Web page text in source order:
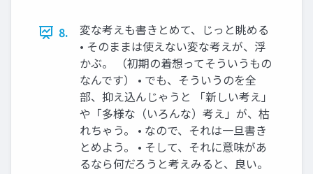
8.
変な考えも書きとめて、じっと眺める
• そのままは使えない変な考えが、浮
かぶ。 （初期の着想ってそういうもの
なんです） • でも、そういうのを全
部、抑え込んじゃうと 「新しい考え」
や「多様な（いろんな）考え」が、枯
れちゃう。 • なので、それは一旦書き
とめよう。 • そして、それに意味があ
るなら何だろうと考えみると、良い。